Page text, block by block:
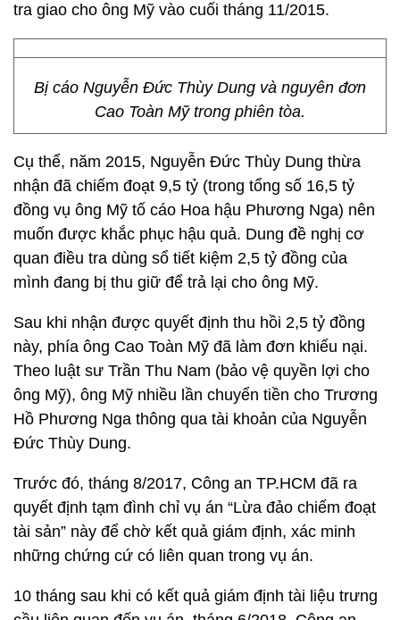
tra giao cho ông Mỹ vào cuối tháng 11/2015.
Bị cáo Nguyễn Đức Thùy Dung và nguyên đơn
Cao Toàn Mỹ trong phiên tòa.
Cụ thể, năm 2015, Nguyễn Đức Thùy Dung thừa
nhận đã chiếm đoạt 9,5 tỷ (trong tổng số 16,5 tỷ
đồng vụ ông Mỹ tố cáo Hoa hậu Phương Nga) nên
muốn được khắc phục hậu quả. Dung đề nghị cơ
quan điều tra dùng sổ tiết kiệm 2,5 tỷ đồng của
mình đang bị thu giữ để trả lại cho ông Mỹ.
Sau khi nhận được quyết định thu hồi 2,5 tỷ đồng
này, phía ông Cao Toàn Mỹ đã làm đơn khiếu nại.
Theo luật sư Trần Thu Nam (bảo vệ quyền lợi cho
ông Mỹ), ông Mỹ nhiều lần chuyển tiền cho Trương
Hồ Phương Nga thông qua tài khoản của Nguyễn
Đức Thùy Dung.
Trước đó, tháng 8/2017, Công an TP.HCM đã ra
quyết định tạm đình chỉ vụ án “Lừa đảo chiếm đoạt
tài sản” này để chờ kết quả giám định, xác minh
những chứng cứ có liên quan trong vụ án.
10 tháng sau khi có kết quả giám định tài liệu trưng